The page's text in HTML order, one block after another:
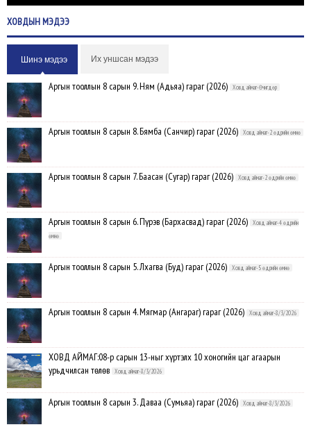
ХОВДЫНМЭДЭЭ
Шинэ мэдээ Их уншсан мэдээ
Аргын тооллын 8 сарын 9. Ням (Адьяа) гараг (2026) Ховд аймаг-Өчигдөр
Аргын тооллын 8 сарын 8. Бямба (Санчир) гараг (2026) Ховд аймаг-2 өдрийн өмнө
Аргын тооллын 8 сарын 7. Баасан (Сугар) гараг (2026) Ховд аймаг-2 өдрийн өмнө
Аргын тооллын 8 сарын 6. Пүрэв (Бархасвад) гараг (2026)
Ховд аймаг-4 өдрийн
өмнө
Аргын тооллын 8 сарын 5. Лхагва (Буд) гараг (2026) Ховд аймаг-5 өдрийн өмнө
Аргын тооллын 8 сарын 4. Мягмар (Ангараг) гараг (2026) Ховд аймаг-8/3/2026
ХОВД АЙМАГ:08-р сарын 13-ныг хүртэлх 10 хоногийн цаг агаарын
урьдчилсан төлөв
Ховд аймаг-8/3/2026
Аргын тооллын 8 сарын 3. Даваа (Сумьяа) гараг (2026) Ховд аймаг-8/3/2026